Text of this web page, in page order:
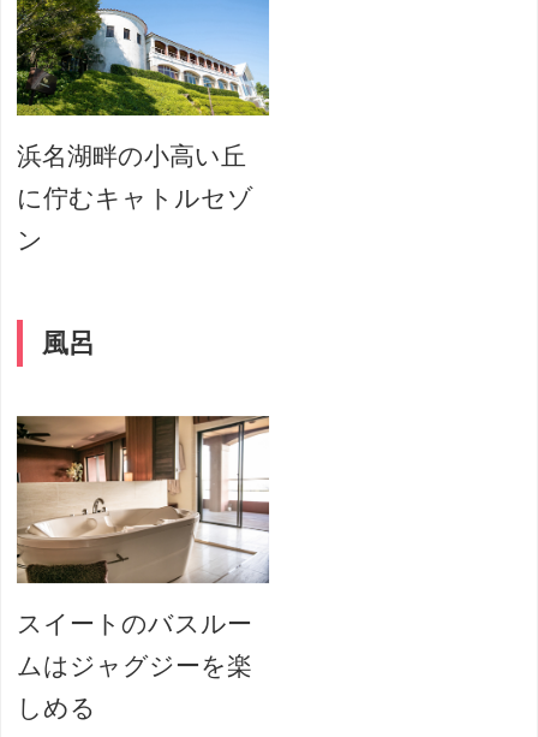
浜名湖畔の小高い丘
に佇むキャトルセゾ
ン
風呂
スイートのバスルー
ムはジャグジーを楽
しめる